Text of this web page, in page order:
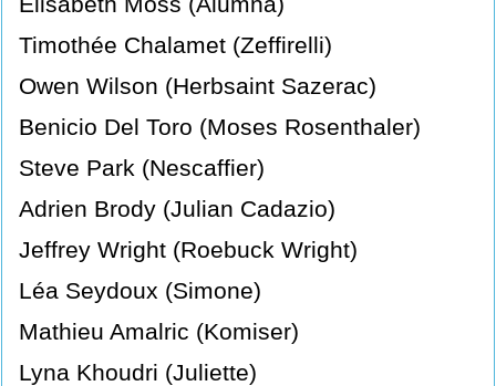
Timothée Chalamet (Zeffirelli)
Owen Wilson (Herbsaint Sazerac)
Benicio Del Toro (Moses Rosenthaler)
Steve Park (Nescaffier)
Adrien Brody (Julian Cadazio)
Jeffrey Wright (Roebuck Wright)
Léa Seydoux (Simone)
Mathieu Amalric (Komiser)
Lyna Khoudri (Juliette)